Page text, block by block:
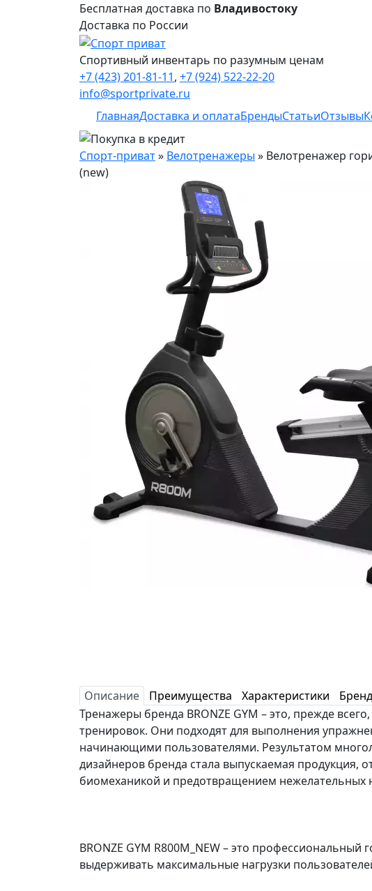
Бесплатная доставка по Владивостоку
Доставка по России
Спортивный инвентарь по разумным ценам
+7 (423) 201-81-11, +7 (924) 522-22-20
info@sportprivate.ru
ГлавнаяДоставка и оплатаБрендыСтатьиОтзывы
Спорт-приват» Велотренажеры » Велотренажер
(new)
Описание
Преимущества Характеристики
Бренд
Тренажеры бренда BRONZE GYM – это, прежде
тренировок. Они подходят для выполнения
начинающими пользователями. Результатом
дизайнеров бренда стала выпускаемая продукция,
биомеханикой и предотвращением нежелательных
BRONZE GYM R800M_NEW – это
выдерживать максимальные нагрузки